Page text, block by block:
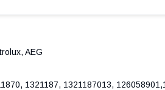
AEG
1321187, 1321187013,